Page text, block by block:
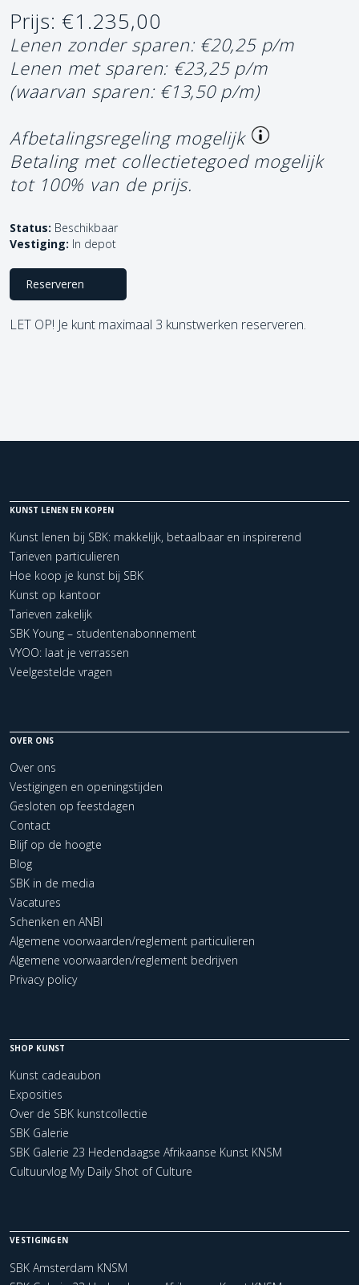
Prijs: €1.235,00
Lenen zonder sparen: €20,25 p/m
Lenen met sparen: €23,25 p/m
(waarvan sparen: €13,50 p/m)
Afbetalingsregeling mogelijk
Betaling met collectietegoed mogelijk
tot 100% van de prijs.
Status: Beschikbaar
Vestiging: In depot
Reserveren
LET OP! Je kunt maximaal 3 kunstwerken reserveren.
KUNST LENEN EN KOPEN
Kunst lenen bij SBK: makkelijk, betaalbaar en inspirerend
Tarieven particulieren
Hoe koop je kunst bij SBK
Kunst op kantoor
Tarieven zakelijk
SBK Young – studentenabonnement
VYOO: laat je verrassen
Veelgestelde vragen
OVER ONS
Over ons
Vestigingen en openingstijden
Gesloten op feestdagen
Contact
Blijf op de hoogte
Blog
SBK in de media
Vacatures
Schenken en ANBI
Algemene voorwaarden/reglement particulieren
Algemene voorwaarden/reglement bedrijven
Privacy policy
SHOP KUNST
Kunst cadeaubon
Exposities
Over de SBK kunstcollectie
SBK Galerie
SBK Galerie 23 Hedendaagse Afrikaanse Kunst KNSM
Cultuurvlog My Daily Shot of Culture
VESTIGINGEN
SBK Amsterdam KNSM